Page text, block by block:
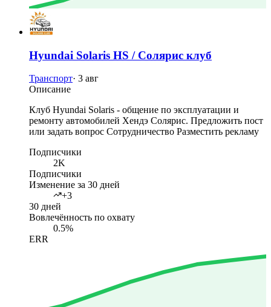
Hyundai Solaris HS / Солярис клуб
Транспорт· 3 авг
Описание
Клуб Hyundai Solaris - общение по эксплуатации и
ремонту автомобилей Хендэ Солярис. Предложить пост
или задать вопрос Сотрудничество Разместить рекламу
Подписчики
2K
Подписчики
Изменение за 30 дней
+3
30 дней
Вовлечённость по охвату
0.5%
ERR